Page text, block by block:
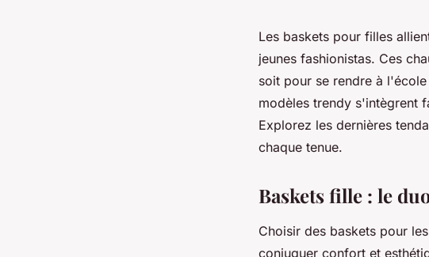
Baskets fille : le duo
confort et style
Les baskets pour filles
jeunes fashionistas. Ces
soit pour se rendre à
modèles trendy s'intègrent
Explorez les dernières
chaque tenue.
Baskets fille : le
Choisir des baskets pour
conjuguer confort et